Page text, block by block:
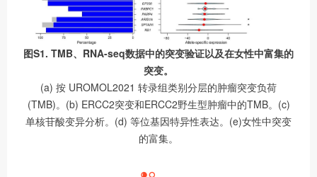
图S1. TMB、RNA-seq数据中的突变验证以及在女性中富集的
突变。
(a) 按 UROMOL2021 转录组类别分层的肿瘤突变负荷
(TMB)。(b) ERCC2突变和ERCC2野生型肿瘤中的TMB。(c)
单核苷酸变异分析。(d) 等位基因特异性表达。(e)女性中突变
的富集。